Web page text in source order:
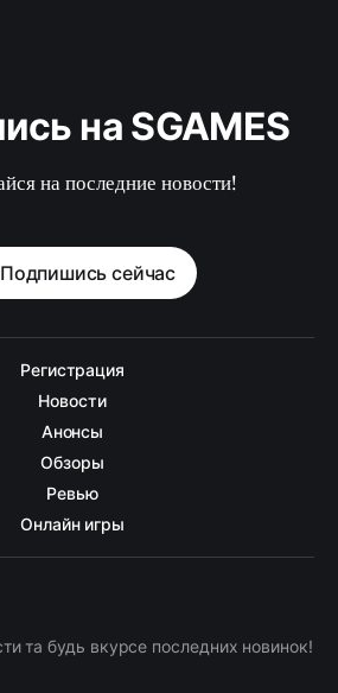
на SGAMES
на последние новости!
Подпишись сейчас
Регистрация
Новости
Анонсы
Обзоры
Ревью
Онлайн игры
та будь вкурсе последних новинок!